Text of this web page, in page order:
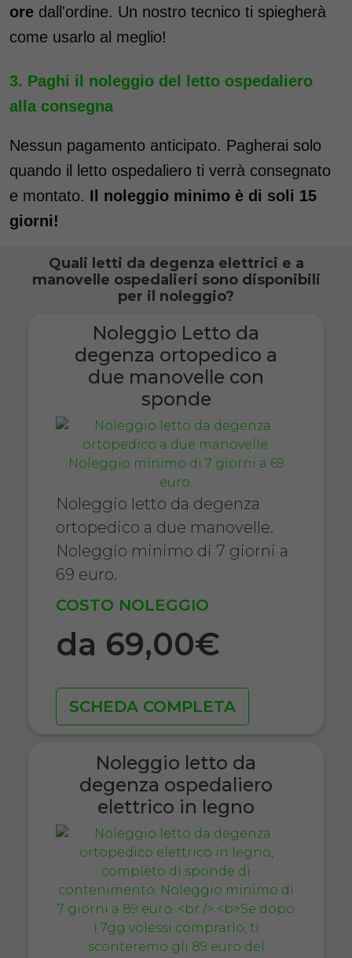
ore dall'ordine. Un nostro tecnico ti spiegherà
come usarlo al meglio!
Paghi il noleggio del letto ospedaliero
alla consegna
Nessun pagamento anticipato. Pagherai solo
quando il letto ospedaliero ti verrà consegnato
e montato. Il noleggio minimo è di soli 15
giorni!
Quali letti da degenza elettrici e a
manovelle ospedalieri sono disponibili
per il noleggio?
Noleggio Letto da
degenza ortopedico a
due manovelle con
sponde
Noleggio letto da degenza
ortopedico a due manovelle.
Noleggio minimo di 7 giorni a
69 euro.
COSTO NOLEGGIO
da 69,00€
SCHEDA COMPLETA
Noleggio letto da
degenza ospedaliero
elettrico in legno